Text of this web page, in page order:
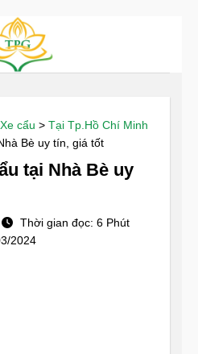
Xe cẩu > Tại Tp.Hồ Chí Minh
Bè uy tín, giá tốt
tại Nhà Bè uy
Thời gian đọc: 6 Phút
2024